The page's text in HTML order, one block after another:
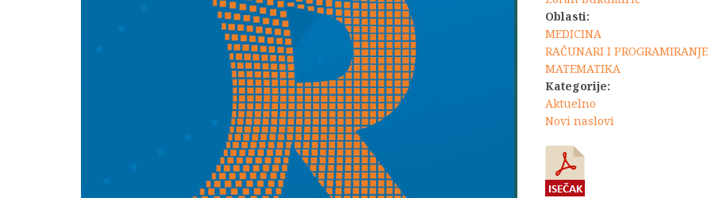
Oblasti:
MEDICINA
RAČUNARI I PROGRAMIRANJE
MATEMATIKA
Kategorije:
Aktuelno
Novi naslovi